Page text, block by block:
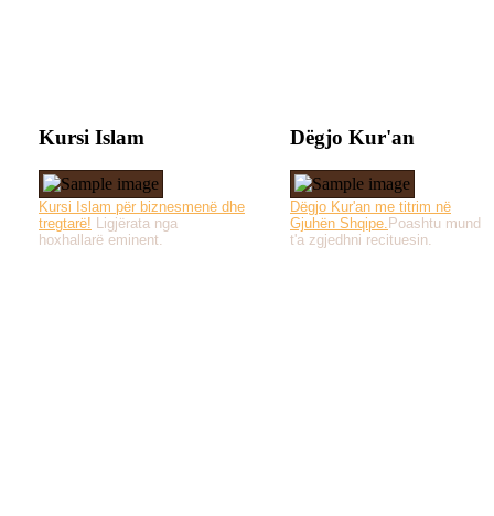
Kursi Islam
Kursi Islam për biznesmenë dhe
tregtarë! Ligjërata nga
hoxhallarë eminent.
Dëgjo Kur'an
Dëgjo Kur'an me titrim në
Gjuhën Shqipe. Poashtu mund
t'a zgjedhni recituesin.